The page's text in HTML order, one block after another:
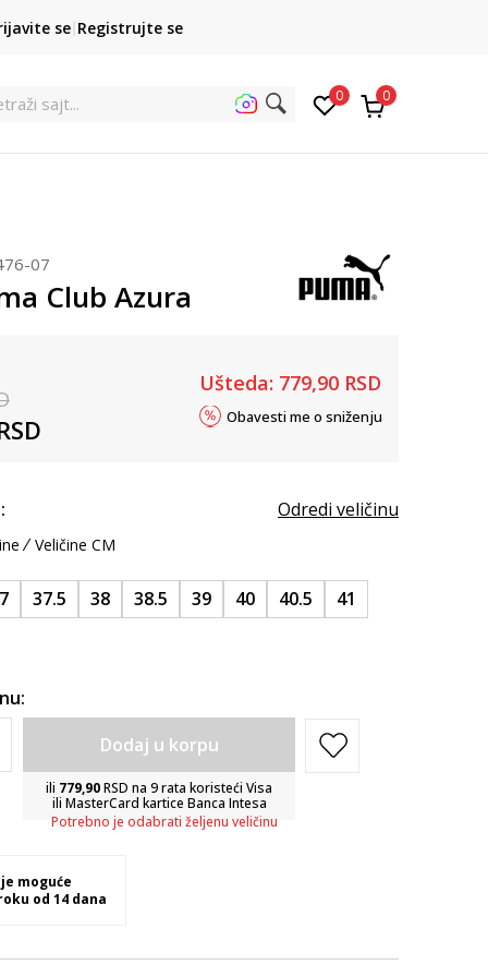
POZOVITE NAS
011 422 1422
se Registrujte se
0 0
07
Club Azura
Ušteda: 779,90 RSD
Obavesti me o sniženju
Odredi veličinu
Veličine CM
37.5 38 38.5 39 40 40.5
41
Dodaj u korpu
ili 779,90RSD na 9 rata koristeći Visa
ili MasterCard kartice Banca Intesa
Potrebno je odabrati željenu veličinu
moguće
od 14 dana